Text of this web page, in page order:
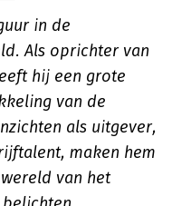
in de
Als oprichter van
hij een grote
van de
als uitgever,
maken hem
van het